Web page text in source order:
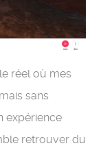
réel où mes
sans
expérience
retrouver du